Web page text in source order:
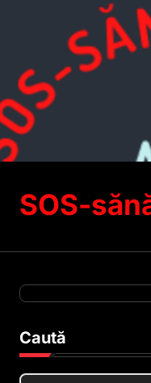
SOS-
Caută